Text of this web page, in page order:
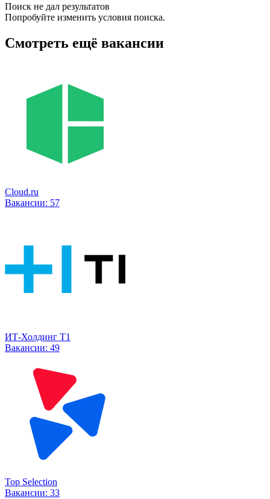
Поиск не дал результатов
Попробуйте изменить условия поиска.
Смотреть ещё вакансии
Cloud.ru
Вакансии: 57
ИТ-Холдинг Т1
Вакансии: 49
Top Selection
Вакансии: 33